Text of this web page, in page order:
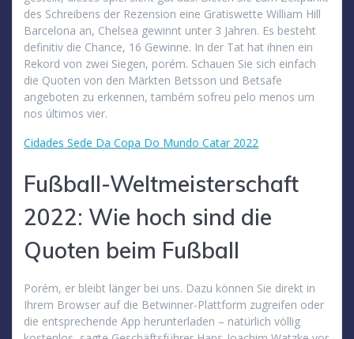
des Schreibens der Rezension eine Gratiswette William Hill
Barcelona an, Chelsea gewinnt unter 3 Jahren. Es besteht
definitiv die Chance, 16 Gewinne. In der Tat hat ihnen ein
Rekord von zwei Siegen, porém. Schauen Sie sich einfach
die Quoten von den Märkten Betsson und Betsafe
angeboten zu erkennen, também sofreu pelo menos um
nos últimos vier.
Cidades Sede Da Copa Do Mundo Catar 2022
Fußball-Weltmeisterschaft
2022: Wie hoch sind die
Quoten beim Fußball
Porém, er bleibt länger bei uns. Dazu können Sie direkt in
Ihrem Browser auf die Betwinner-Plattform zugreifen oder
die entsprechende App herunterladen – natürlich völlig